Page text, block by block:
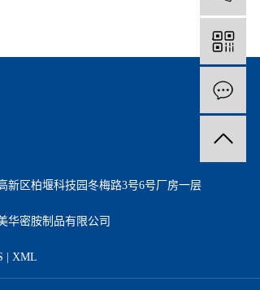
新区柏堰科技园冬梅路3号6号厂房一层
华密胺制品有限公司
| XML